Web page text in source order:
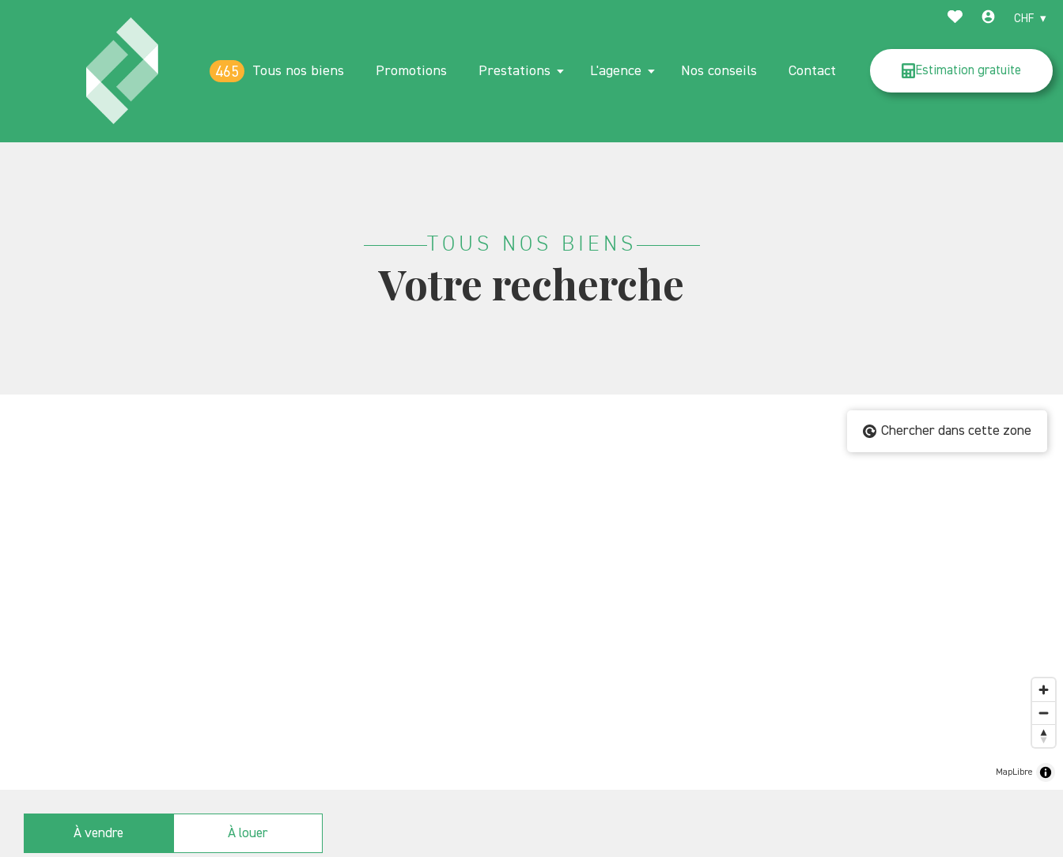
465 Tous nos biens Promotions Prestations L'agence Nos conseils Contact Estimation gratuite
CHF
TOUS NOS BIENS
Votre recherche
Chercher dans cette zone
MapLibre
À vendre À louer